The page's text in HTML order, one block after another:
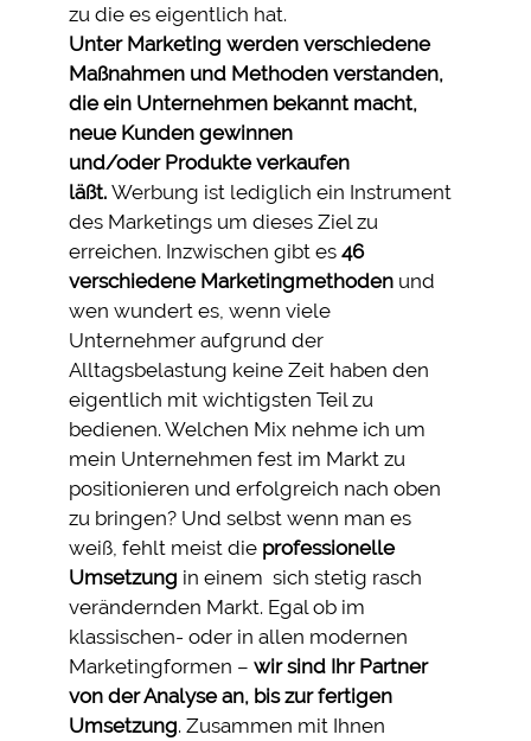
Kontakt
Suche
Fullservice Marketing in Deiner Sprache
zu die es eigentlich hat.
Unter Marketing werden verschiedene
Maßnahmen und Methoden verstanden,
die ein Unternehmen bekannt macht,
neue Kunden gewinnen
und/oder Produkte verkaufen
läßt.Werbung ist lediglich ein Instrument
des Marketings um dieses Ziel zu
erreichen. Inzwischen gibt es 46
verschiedene Marketingmethoden und
wen wundert es, wenn viele
Unternehmer aufgrund der
Alltagsbelastung keine Zeit haben den
eigentlich mit wichtigsten Teil zu
bedienen. Welchen Mix nehme ich um
mein Unternehmen fest im Markt zu
positionieren und erfolgreich nach oben
zu bringen? Und selbst wenn man es
weiß, fehlt meist die professionelle
Umsetzung in einem sich stetig rasch
verändernden Markt. Egal ob im
klassischen- oder in allen modernen
Marketingformen –wir sind Ihr Partner
von der Analyse an, bis zur fertigen
Umsetzung. Zusammen mit Ihnen